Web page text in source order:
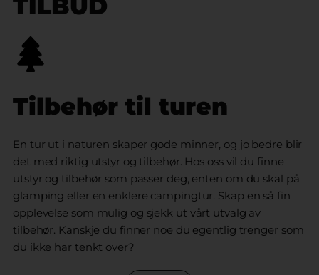
TILBUD
Tilbehør til turen
En tur ut i naturen skaper gode minner, og jo bedre blir
det med riktig utstyr og tilbehør. Hos oss vil du finne
utstyr og tilbehør som passer deg, enten om du skal på
glamping eller en enklere campingtur. Skap en så fin
opplevelse som mulig og sjekk ut vårt utvalg av
tilbehør. Kanskje du finner noe du egentlig trenger som
du ikke har tenkt over?